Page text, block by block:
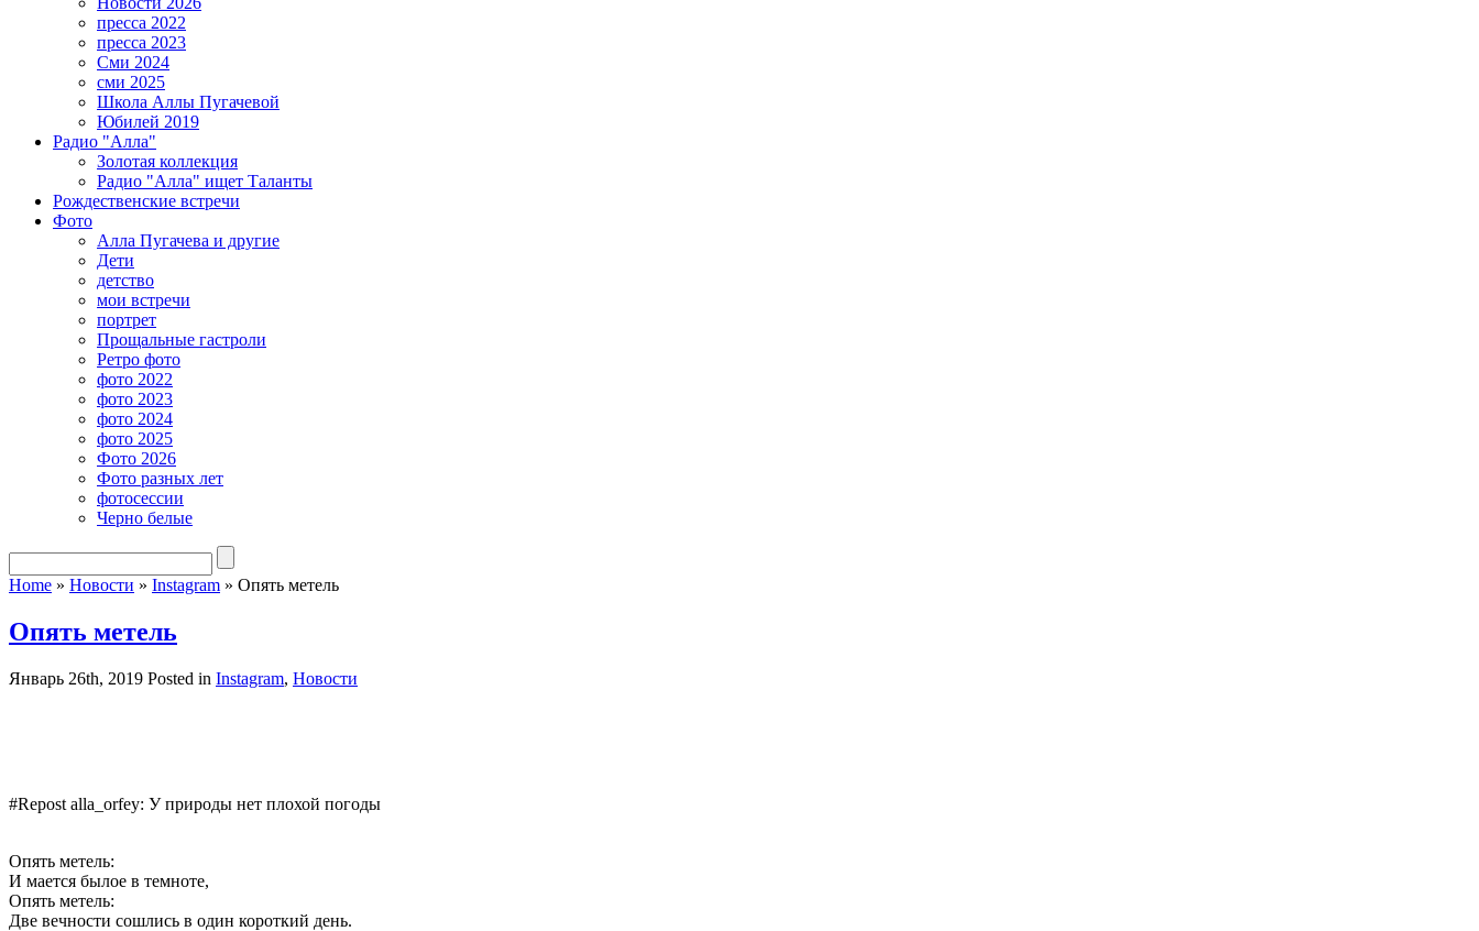
пресса 2022
пресса 2023
Сми 2024
сми 2025
Школа Аллы Пугачевой
Юбилей 2019
Радио "Алла"
Золотая коллекция
Радио "Алла" ищет Таланты
Рождественские встречи
Фото
Алла Пугачева и другие
Дети
детство
мои встречи
портрет
Прощальные гастроли
Ретро фото
фото 2022
фото 2023
фото 2024
фото 2025
Фото 2026
Фото разных лет
фотосессии
Черно белые
Home » Новости » Instagram » Опять метель
Опять метель
Январь 26th, 2019 Posted in Instagram, Новости
#Repost alla_orfey: У природы нет плохой погоды
Опять метель:
И мается былое в темноте,
Опять метель:
Две вечности сошлись в один короткий день.